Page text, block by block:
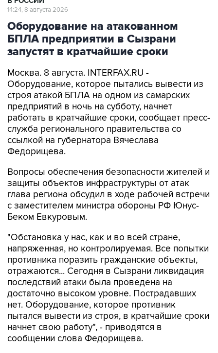
14:24, 8 августа 2026
Оборудование на атакованном
БПЛА предприятии в Сызрани
запустят в кратчайшие сроки
Москва. 8 августа. INTERFAX.RU -
Оборудование, которое пытались вывести из
строя атакой БПЛА на одном из самарских
предприятий в ночь на субботу, начнет
работать в кратчайшие сроки, сообщает пресс-
служба регионального правительства со
ссылкой на губернатора Вячеслава
Федорищева.
Вопросы обеспечения безопасности жителей и
защиты объектов инфраструктуры от атак
глава региона обсудил в ходе рабочей встречи
с заместителем министра обороны РФ Юнус-
Беком Евкуровым.
"Обстановка у нас, как и во всей стране,
напряженная, но контролируемая. Все попытки
противника поразить гражданские объекты,
отражаются... Сегодня в Сызрани ликвидация
последствий атаки была проведена на
достаточно высоком уровне. Пострадавших
нет. Оборудование, которое противник
пытался вывести из строя, в кратчайшие сроки
начнет свою работу", - приводятся в
сообщении слова Федорищева.